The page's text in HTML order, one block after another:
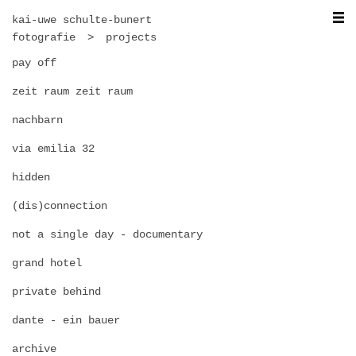
kai-uwe schulte-bunert
fotografie
projects
pay off
zeit raum zeit raum
nachbarn
via emilia 32
hidden
(dis)connection
not a single day - documentary
grand hotel
private behind
dante - ein bauer
archive